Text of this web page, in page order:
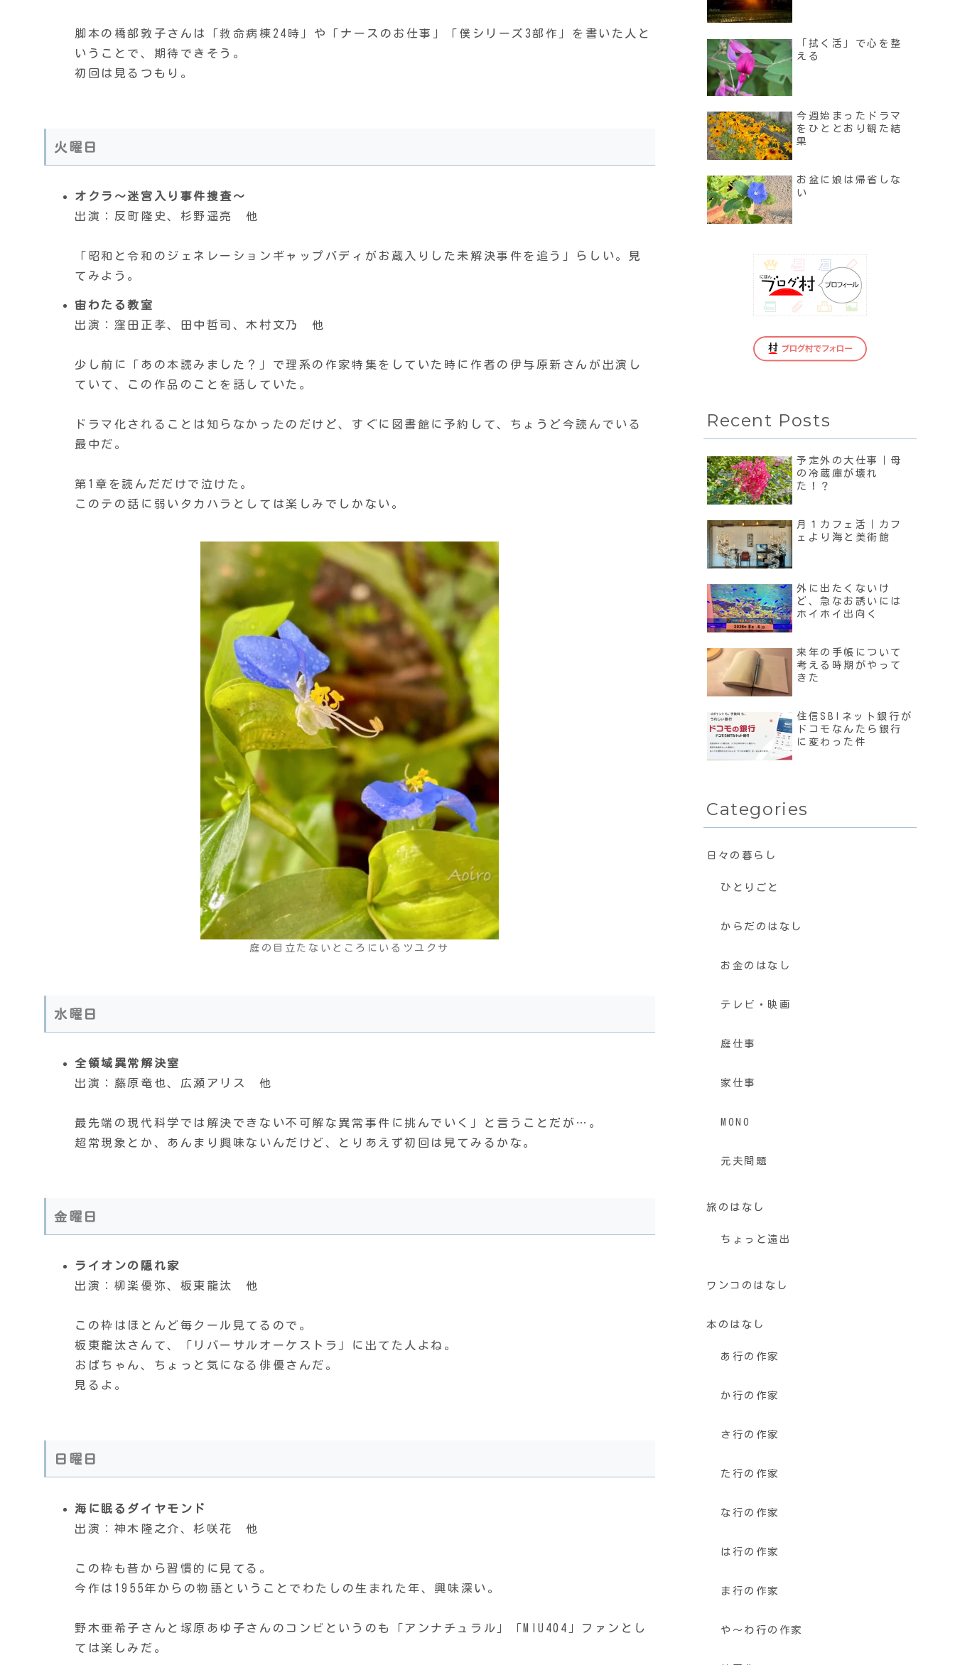
脚本の橋部敦子さんは「救命病棟24時」や「ナースのお仕事」「僕シリーズ3部作」を書いた人と
いうことで、期待できそう。
初回は見るつもり。
火曜日
オクラ〜迷宮入り事件捜査〜
出演：反町隆史、杉野遥亮 他
「昭和と令和のジェネレーションギャップバディがお蔵入りした未解決事件を追う」らしい。見
てみよう。
宙わたる教室
出演：窪田正孝、田中哲司、木村文乃 他
少し前に「あの本読みました？」で理系の作家特集をしていた時に作者の伊与原新さんが出演し
ていて、この作品のことを話していた。
ドラマ化されることは知らなかったのだけど、すぐに図書館に予約して、ちょうど今読んでいる
最中だ。
第1章を読んだだけで泣けた。
このテの話に弱いタカハラとしては楽しみでしかない。
庭の目立たないところにいるツユクサ
水曜日
全領域異常解決室
出演：藤原竜也、広瀬アリス 他
最先端の現代科学では解決できない不可解な異常事件に挑んでいく」と言うことだが…。
超常現象とか、あんまり興味ないんだけど、とりあえず初回は見てみるかな。
金曜日
ライオンの隠れ家
出演：柳楽優弥、板東龍汰 他
この枠はほとんど毎クール見てるので。
板東龍汰さんて、「リバーサルオーケストラ」に出てた人よね。
おばちゃん、ちょっと気になる俳優さんだ。
見るよ。
日曜日
海に眠るダイヤモンド
出演：神木隆之介、杉咲花 他
この枠も昔から習慣的に見てる。
今作は1955年からの物語ということでわたしの生まれた年、興味深い。
野木亜希子さんと塚原あゆ子さんのコンビというのも「アンナチュラル」「MIU404」ファンとし
ては楽しみだ。
「拭く活」で心を整
える
今週始まったドラマ
をひととおり観た結
果
お盆に娘は帰省しな
い
Recent Posts
予定外の大仕事｜母
の冷蔵庫が壊れ
た！？
月１カフェ活｜カフ
ェより海と美術館
外に出たくないけ
ど、急なお誘いには
ホイホイ出向く
来年の手帳について
考える時期がやって
きた
住信SBIネット銀行が
ドコモなんたら銀行
に変わった件
Categories
日々の暮らし
ひとりごと
からだのはなし
お金のはなし
テレビ・映画
庭仕事
家仕事
MONO
元夫問題
旅のはなし
ちょっと遠出
ワンコのはなし
本のはなし
あ行の作家
か行の作家
さ行の作家
た行の作家
な行の作家
は行の作家
ま行の作家
や〜わ行の作家